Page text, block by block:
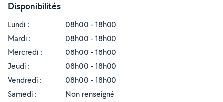
Disponibilités
Lundi :
08h00 - 18h00
Mardi :
08h00 - 18h00
Mercredi :
08h00 - 18h00
Jeudi :
08h00 - 18h00
Vendredi :
08h00 - 18h00
Samedi :
Non renseigné